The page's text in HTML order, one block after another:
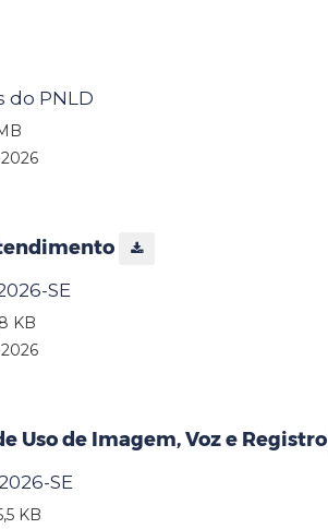
do PNLD
SE
KB
Uso de Imagem, Voz e Registro
SE
KB